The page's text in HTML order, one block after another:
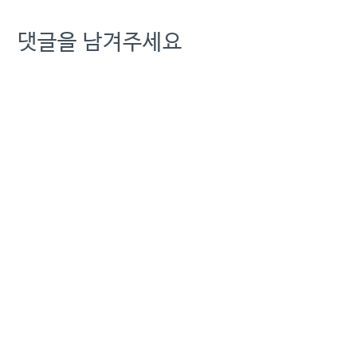
댓글을 남겨주세요